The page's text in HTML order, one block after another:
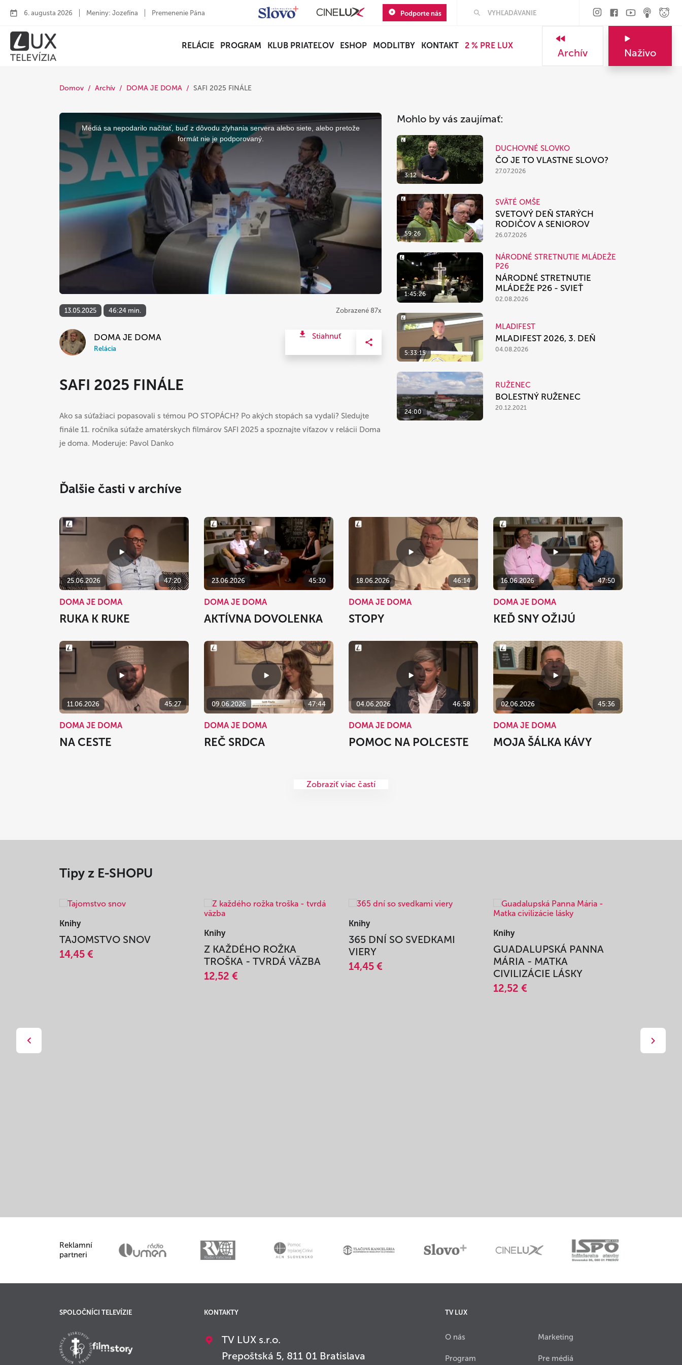
6. augusta 2026 Meniny: Jozefína Premenenie Pána Podporte nás
RELÁCIE PROGRAM KLUB PRIATEĽOV ESHOP MODLITBY KONTAKT 2 % PRE LUX
Archív Naživo
Domov Archív DOMA JE DOMA SAFI 2025 FINÁLE
This
modal
window.
Médiá sa nepodarilo načítať, buď z dôvodu zlyhania servera alebo siete, alebo pretože
formát nie je podporovaný.
13.05.2025 46:24 min. Zobrazené 87x
DOMA JE DOMA
Relácia
Stiahnuť
SAFI 2025 FINÁLE
Ako sa súťažiaci popasovali s témou PO STOPÁCH? Po akých stopách sa vydali? Sledujte
finále 11. ročníka súťaže amatérskych filmárov SAFI 2025 a spoznajte víťazov v relácii Doma
je doma. Moderuje: Pavol Danko
Mohlo by vás zaujímať:
3:12
DUCHOVNÉ SLOVKO
ČO JE TO VLASTNE SLOVO?
27.07.2026
59:26
SVÄTÉ OMŠE
SVETOVÝ DEŇ STARÝCH
RODIČOV A SENIOROV
26.07.2026
1:45:26
NÁRODNÉ STRETNUTIE MLÁDEŽE
P26
NÁRODNÉ STRETNUTIE
MLÁDEŽE P26 - SVIEŤ
02.08.2026
5:33:15
MLADIFEST
MLADIFEST 2026, 3. DEŇ
04.08.2026
24:00
RUŽENEC
BOLESTNÝ RUŽENEC
20.12.2021
Ďalšie časti v archíve
25.06.2026 47:20
DOMA JE DOMA
RUKA K RUKE
23.06.2026 45:30
DOMA JE DOMA
AKTÍVNA DOVOLENKA
18.06.2026 46:14
DOMA JE DOMA
STOPY
16.06.2026 47:50
DOMA JE DOMA
KEĎ SNY OŽIJÚ
11.06.2026 45:27
DOMA JE DOMA
NA CESTE
09.06.2026 47:44
DOMA JE DOMA
REČ SRDCA
04.06.2026 46:58
DOMA JE DOMA
POMOC NA POLCESTE
02.06.2026 45:36
DOMA JE DOMA
MOJA ŠÁLKA KÁVY
Zobraziť viac častí
Tipy z E-SHOPU
Knihy
TAJOMSTVO SNOV
14,45 €
Knihy
Z KAŽDÉHO ROŽKA
TROŠKA - TVRDÁ VÄZBA
12,52 €
Knihy
365 DNÍ SO SVEDKAMI
VIERY
14,45 €
Knihy
GUADALUPSKÁ PANNA
MÁRIA - MATKA
CIVILIZÁCIE LÁSKY
12,52 €
Reklamní
partneri
SPOLOČNÍCI TELEVÍZIE KONTAKTY
TV LUX s.r.o.
Prepoštská 5, 811 01 Bratislava
TV LUX
O nás
Program
Marketing
Pre médiá